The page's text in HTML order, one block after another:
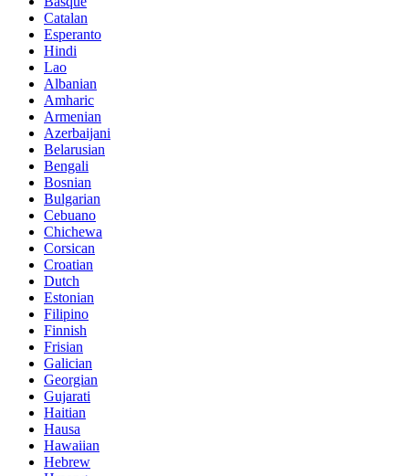
Catalan
Esperanto
Hindi
Lao
Albanian
Amharic
Armenian
Azerbaijani
Belarusian
Bengali
Bosnian
Bulgarian
Cebuano
Chichewa
Corsican
Croatian
Dutch
Estonian
Filipino
Finnish
Frisian
Galician
Georgian
Gujarati
Haitian
Hausa
Hawaiian
Hebrew